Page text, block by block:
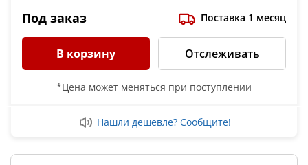
Под заказ Поставка 1 месяц
В корзину Отслеживать
*Цена может меняться при поступлении
Нашли дешевле? Сообщите!